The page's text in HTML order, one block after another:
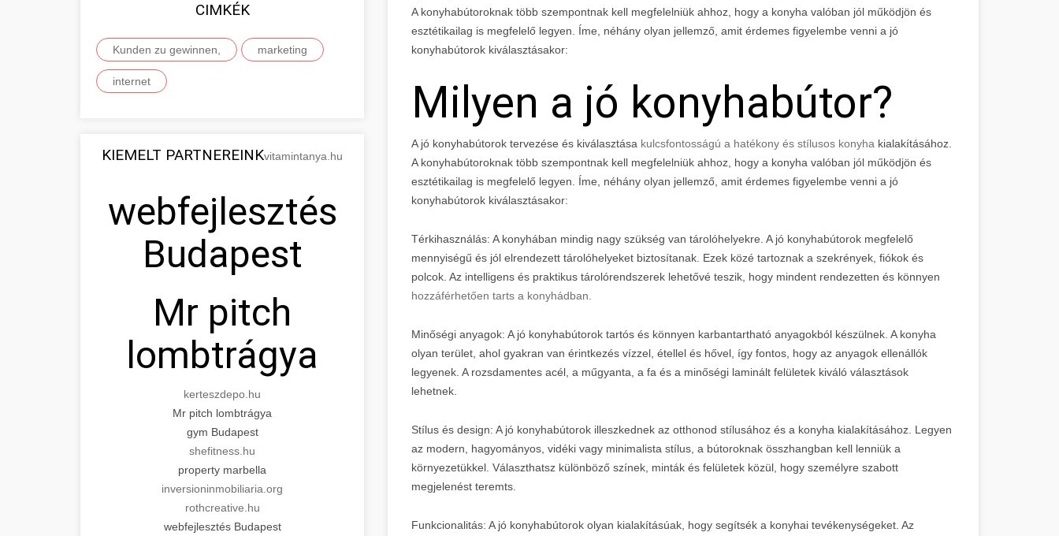
CIMKÉK
Kunden zu gewinnen, marketing
internet
KIEMELT PARTNEREINKvitamintanya.hu
webfejlesztés
Budapest
Mr pitch
lombtrágya
kerteszdepo.hu
Mr pitch lombtrágya
gym Budapest
shefitness.hu
property marbella
inversioninmobiliaria.org
rothcreative.hu
webfejlesztés Budapest
A konyhabútoroknak több szempontnak kell megfelelniük ahhoz, hogy a konyha valóban jól működjön és
esztétikailag is megfelelő legyen. Íme, néhány olyan jellemző, amit érdemes figyelembe venni a jó
konyhabútorok kiválasztásakor:
Milyen a jó konyhabútor?
A jó konyhabútorok tervezése és kiválasztása kulcsfontosságú a hatékony és stílusos konyha kialakításához.
A konyhabútoroknak több szempontnak kell megfelelniük ahhoz, hogy a konyha valóban jól működjön és
esztétikailag is megfelelő legyen. Íme, néhány olyan jellemző, amit érdemes figyelembe venni a jó
konyhabútorok kiválasztásakor:
Térkihasználás: A konyhában mindig nagy szükség van tárolóhelyekre. A jó konyhabútorok megfelelő
mennyiségű és jól elrendezett tárolóhelyeket biztosítanak. Ezek közé tartoznak a szekrények, fiókok és
polcok. Az intelligens és praktikus tárolórendszerek lehetővé teszik, hogy mindent rendezetten és könnyen
hozzáférhetően tarts a konyhádban.
Minőségi anyagok: A jó konyhabútorok tartós és könnyen karbantartható anyagokból készülnek. A konyha
olyan terület, ahol gyakran van érintkezés vízzel, étellel és hővel, így fontos, hogy az anyagok ellenállók
legyenek. A rozsdamentes acél, a műgyanta, a fa és a minőségi laminált felületek kiváló választások
lehetnek.
Stílus és design: A jó konyhabútorok illeszkednek az otthonod stílusához és a konyha kialakításához. Legyen
az modern, hagyományos, vidéki vagy minimalista stílus, a bútoroknak összhangban kell lenniük a
környezetükkel. Választhatsz különböző színek, minták és felületek közül, hogy személyre szabott
megjelenést teremts.
Funkcionalitás: A jó konyhabútorok olyan kialakításúak, hogy segítsék a konyhai tevékenységeket. Az